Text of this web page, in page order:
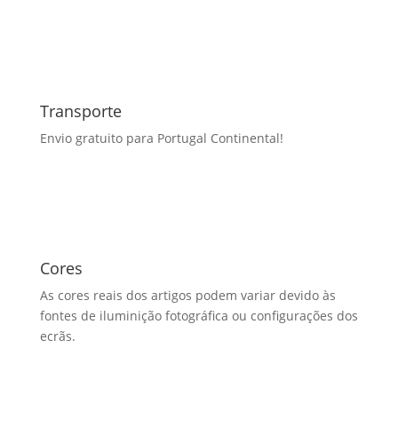
Transporte
Envio gratuito para Portugal Continental!
Cores
As cores reais dos artigos podem variar devido às
fontes de iluminição fotográfica ou configurações dos
ecrãs.